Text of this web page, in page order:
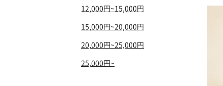
12,000円~15,000円
15,000円~20,000円
20,000円~25,000円
25,000円~